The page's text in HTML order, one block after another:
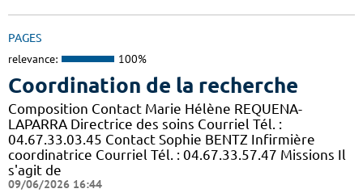
PAGES
relevance: 100%
Coordination de la recherche
Composition Contact Marie Hélène REQUENA-
LAPARRA Directrice des soins Courriel Tél. :
04.67.33.03.45 Contact Sophie BENTZ Infirmière
coordinatrice Courriel Tél. : 04.67.33.57.47 Missions Il
s'agit de
09/06/2026 16:44